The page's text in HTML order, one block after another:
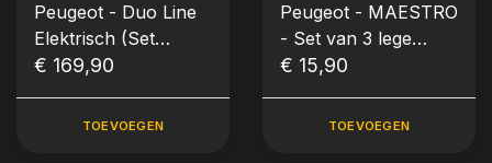
Peugeot - Duo Line
Elektrisch (Set
Peper- en
Grijs, 15 cm)
€ 169,90
TOEVOEGEN
Peugeot - MAESTRO
- Set van 3 lege
capsules
€ 15,90
TOEVOEGEN